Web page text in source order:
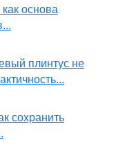
основа
плинтус не
сохранить